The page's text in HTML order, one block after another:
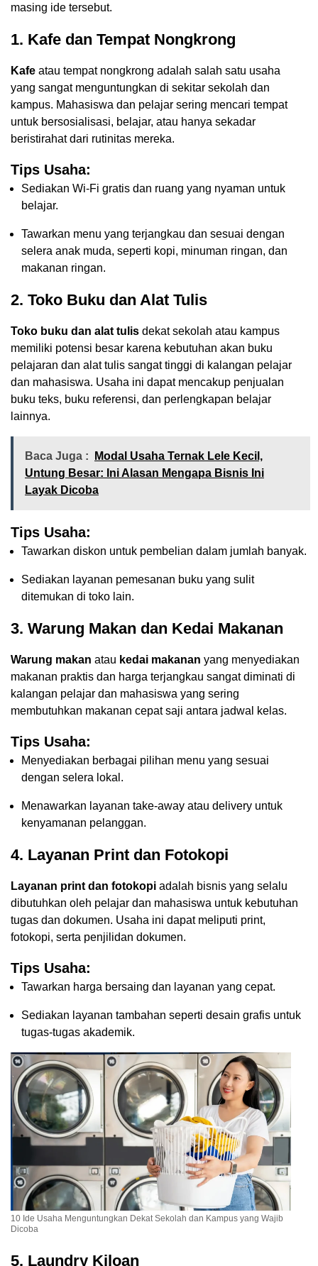
masing ide tersebut.
1. Kafe dan Tempat Nongkrong
Kafe atau tempat nongkrong adalah salah satu usaha
yang sangat menguntungkan di sekitar sekolah dan
kampus. Mahasiswa dan pelajar sering mencari tempat
untuk bersosialisasi, belajar, atau hanya sekadar
beristirahat dari rutinitas mereka.
Tips Usaha:
Sediakan Wi-Fi gratis dan ruang yang nyaman untuk
belajar.
Tawarkan menu yang terjangkau dan sesuai dengan
selera anak muda, seperti kopi, minuman ringan, dan
makanan ringan.
2. Toko Buku dan Alat Tulis
Toko buku dan alat tulis dekat sekolah atau kampus
memiliki potensi besar karena kebutuhan akan buku
pelajaran dan alat tulis sangat tinggi di kalangan pelajar
dan mahasiswa. Usaha ini dapat mencakup penjualan
buku teks, buku referensi, dan perlengkapan belajar
lainnya.
Baca Juga :
Modal Usaha Ternak Lele Kecil,
Untung Besar: Ini Alasan Mengapa Bisnis Ini
Layak Dicoba
Tips Usaha:
Tawarkan diskon untuk pembelian dalam jumlah banyak.
Sediakan layanan pemesanan buku yang sulit
ditemukan di toko lain.
3. Warung Makan dan Kedai Makanan
Warung makan atau kedai makanan yang menyediakan
makanan praktis dan harga terjangkau sangat diminati di
kalangan pelajar dan mahasiswa yang sering
membutuhkan makanan cepat saji antara jadwal kelas.
Tips Usaha:
Menyediakan berbagai pilihan menu yang sesuai
dengan selera lokal.
Menawarkan layanan take-away atau delivery untuk
kenyamanan pelanggan.
4. Layanan Print dan Fotokopi
Layanan print dan fotokopi adalah bisnis yang selalu
dibutuhkan oleh pelajar dan mahasiswa untuk kebutuhan
tugas dan dokumen. Usaha ini dapat meliputi print,
fotokopi, serta penjilidan dokumen.
Tips Usaha:
Tawarkan harga bersaing dan layanan yang cepat.
Sediakan layanan tambahan seperti desain grafis untuk
tugas-tugas akademik.
10 Ide Usaha Menguntungkan Dekat Sekolah dan Kampus yang Wajib
Dicoba
5. Laundry Kiloan